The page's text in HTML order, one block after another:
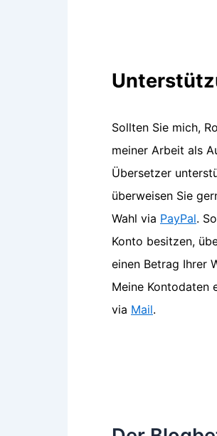
Sollten Sie mich,
meiner Arbeit als
Übersetzer
überweisen Sie
Wahl via PayPal.
Konto besitzen,
einen Betrag Ihrer
Meine Kontodaten
via Mail.